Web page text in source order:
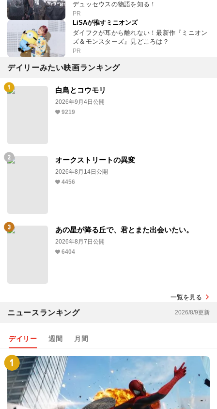
デュッセウスの物語を知る！
PR
LiSAが推すミニオンズ
ダイフクが耳から離れない！最新作『ミニオン
ズ＆モンスターズ』見どころは？
PR
デイリーみたい映画ランキング
白鳥とコウモリ
2026年9月4日公開
9219
オークストリートの異変
2026年8月14日公開
4456
あの星が降る丘で、君とまた出会いたい。
2026年8月7日公開
6404
一覧を見る
ニュースランキング 2026/8/9更新
デイリー 週間 月間